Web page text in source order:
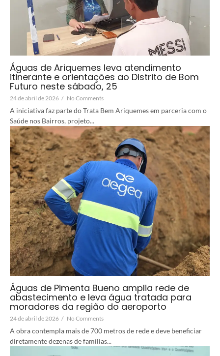
Águas de Ariquemes leva atendimento
itinerante e orientações ao Distrito de Bom
Futuro neste sábado, 25
24 de abril de 2026 / No Comments
A iniciativa faz parte do Trata Bem Ariquemes em parceria com o
Saúde nos Bairros, projeto...
Águas de Pimenta Bueno amplia rede de
abastecimento e leva água tratada para
moradores da região do aeroporto
24 de abril de 2026 / No Comments
A obra contempla mais de 700 metros de rede e deve beneficiar
diretamente dezenas de famílias...